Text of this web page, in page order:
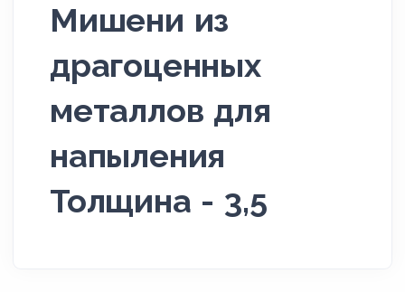
Мишени из
драгоценных
металлов для
напыления
Толщина - 3,5